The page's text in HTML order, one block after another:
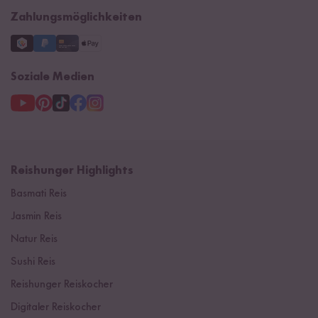
Zahlungsmöglichkeiten
Soziale Medien
Reishunger Highlights
Basmati Reis
Jasmin Reis
Natur Reis
Sushi Reis
Reishunger Reiskocher
Digitaler Reiskocher